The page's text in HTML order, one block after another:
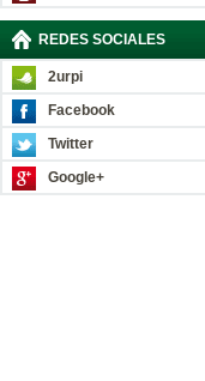
REDES SOCIALES
2urpi
Facebook
Twitter
Google+